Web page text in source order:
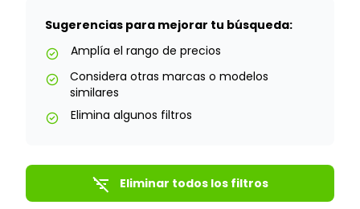
Sugerencias para mejorar tu búsqueda:
check_circle Amplía el rango de precios
check_circle
Considera otras marcas o modelos
similares
check_circle Elimina algunos filtros
filter_list_off Eliminar todos los filtros